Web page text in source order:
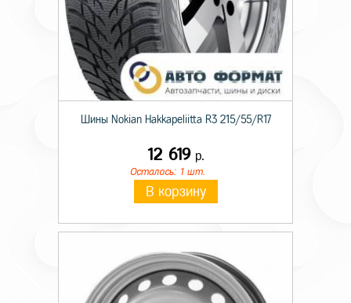
Шины Nokian Hakkapeliitta R3 215/55/R17
12 619р.
Осталось: 1 шт.
В корзину